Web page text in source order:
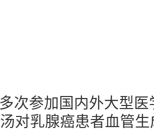
次参加国内外大型
对乳腺癌患者血管